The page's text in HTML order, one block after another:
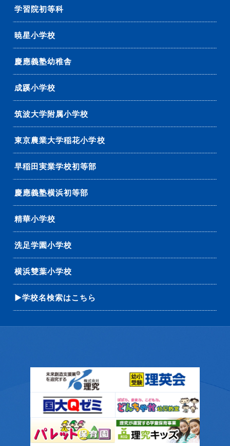
学習院初等科
暁星小学校
慶應義塾幼稚舎
成蹊小学校
筑波大学附属小学校
東京農業大学稲花小学校
早稲田実業学校初等部
慶應義塾横浜初等部
精華小学校
洗足学園小学校
横浜雙葉小学校
▶学校名検索はこちら